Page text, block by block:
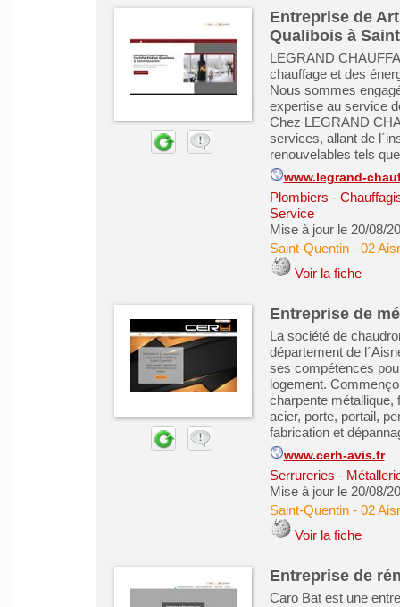
Entreprise de
Qualibois à
LEGRAND
chauffage et des
Nous sommes
expertise au service
Chez LEGRAND
services, allant de
renouvelables tels
www.legrand-
Plombiers -
Service
Mise à jour le 20/08/
Saint-Quentin- 02
Voir la fiche
Entreprise de
La société de
département de
ses compétences
logement.
charpente métallique,
acier, porte, portail,
fabrication et
www.cerh-avis.fr
Serrureries -
Mise à jour le 20/08/
Saint-Quentin- 02
Voir la fiche
Entreprise de
Caro Bat est une